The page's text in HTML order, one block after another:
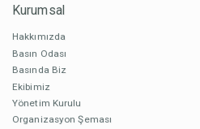
Kurumsal
Hakkımızda
Basın Odası
Basında Biz
Ekibimiz
Yönetim Kurulu
Organizasyon Şeması